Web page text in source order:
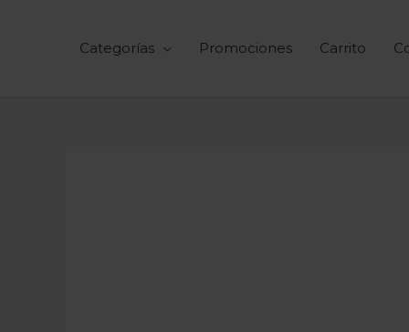
Categorías Promociones Carrito